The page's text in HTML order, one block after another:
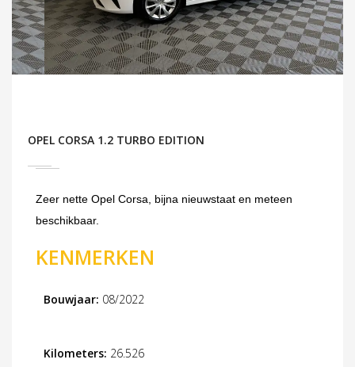
OPEL CORSA 1.2 TURBO EDITION
Zeer nette Opel Corsa, bijna nieuwstaat en meteen
beschikbaar.
KENMERKEN
Bouwjaar: 08/2022
Kilometers: 26.526